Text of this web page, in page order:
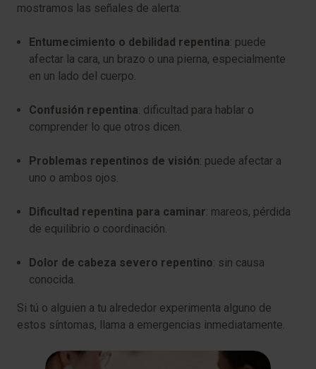
mostramos las señales de alerta:
Entumecimiento o debilidad repentina: puede
afectar la cara, un brazo o una pierna, especialmente
en un lado del cuerpo.
Confusión repentina: dificultad para hablar o
comprender lo que otros dicen.
Problemas repentinos de visión: puede afectar a
uno o ambos ojos.
Dificultad repentina para caminar: mareos, pérdida
de equilibrio o coordinación.
Dolor de cabeza severo repentino: sin causa
conocida.
Si tú o alguien a tu alrededor experimenta alguno de
estos síntomas, llama a emergencias inmediatamente.